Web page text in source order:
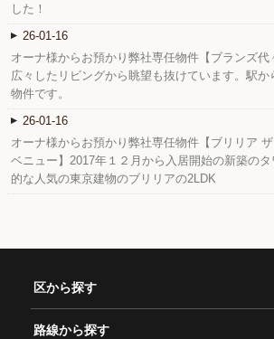
した！
26-01-16
オーナ様からお預かり弊社専任物件【ブランズ代
広々したリビングから眺望も抜けています。駅か
物件です。
26-01-16
オーナ様からお預かり弊社専任物件【ブリリア
ベニュー】2017年１２月から入居開始の新築の
的な人気の東京建物のブリリアの2LDK
区から探す
路線から探す